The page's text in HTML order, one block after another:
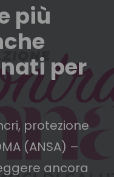
più
per
protezione
(ANSA) –
ancora